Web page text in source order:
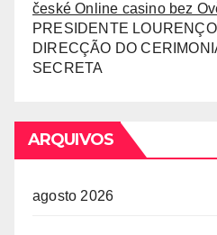
české Online casino bez
PRESIDENTE
DIRECÇÃO DO
SECRETA
ARQUIVOS
agosto 2026